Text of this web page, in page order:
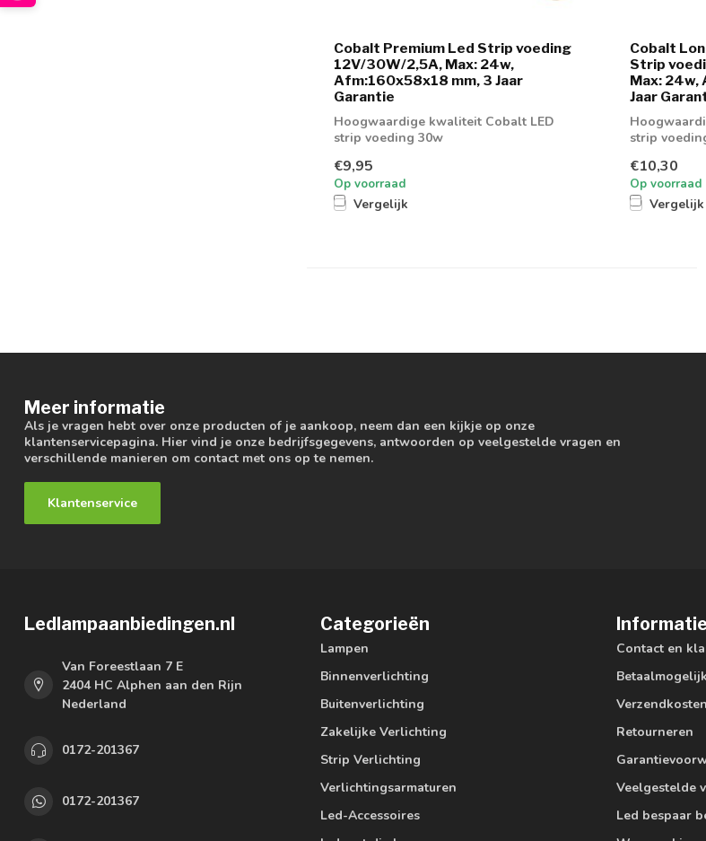
Cobalt Premium Led Strip voeding
12V/30W/2,5A, Max: 24w,
Afm:160x58x18 mm, 3 Jaar
Garantie
Hoogwaardige kwaliteit Cobalt LED
strip voeding 30w
€9,95
Op voorraad
Vergelijk
Cobalt
Strip
Max: 24w,
Jaar
strip
€10,30
Op voorraad
Vergelijk
Meer informatie
Als je vragen hebt over onze producten of je aankoop, neem dan een kijkje op onze
klantenservicepagina. Hier vind je onze bedrijfsgegevens, antwoorden op veelgestelde vragen en
verschillende manieren om contact met ons op te nemen.
Klantenservice
Ledlampaanbiedingen.nl
Van Foreestlaan 7 E
2404 HC Alphen aan den Rijn
Nederland
0172-201367
0172-201367
Categorieën
Lampen
Binnenverlichting
Buitenverlichting
Zakelijke Verlichting
Strip Verlichting
Verlichtingsarmaturen
Led-Accessoires
Informatie
Contact en
Verzendkosten
Retourneren
Veelgestelde
Led bespaar